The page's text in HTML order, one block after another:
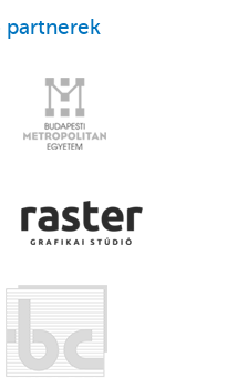
partnerek